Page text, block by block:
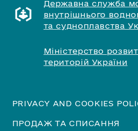
Державна служба
внутрішнього
та судноплавства
Міністерство
територій України
PRIVACY AND COOKIES
ПРОДАЖ ТА СПИСАННЯ